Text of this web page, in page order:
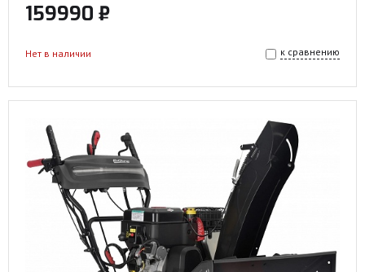
159990 ₽
к сравнению
Нет в наличии